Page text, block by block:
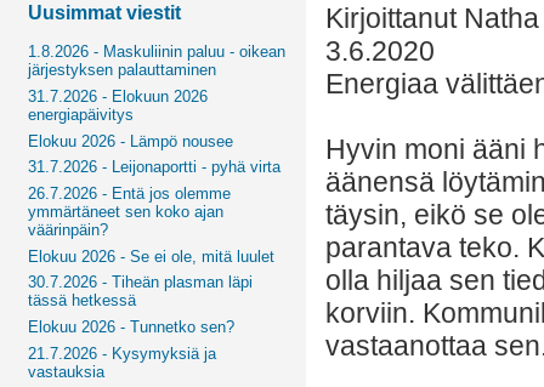
Uusimmat viestit
1.8.2026 - Maskuliinin paluu - oikean
järjestyksen palauttaminen
31.7.2026 - Elokuun 2026
energiapäivitys
Elokuu 2026 - Lämpö nousee
31.7.2026 - Leijonaportti - pyhä virta
26.7.2026 - Entä jos olemme
ymmärtäneet sen koko ajan
väärinpäin?
Elokuu 2026 - Se ei ole, mitä luulet
30.7.2026 - Tiheän plasman läpi
tässä hetkessä
Elokuu 2026 - Tunnetko sen?
21.7.2026 - Kysymyksiä ja
vastauksia
Kirjoittanut
3.6.2020
Energiaa
Hyvin moni ääni
äänensä
täysin, eikö se
parantava teko.
olla hiljaa sen
korviin.
vastaanottaa